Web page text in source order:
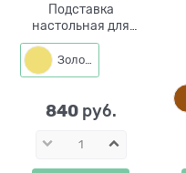
Подставка
настольная для
телефона Ладони
Золото
840 руб.